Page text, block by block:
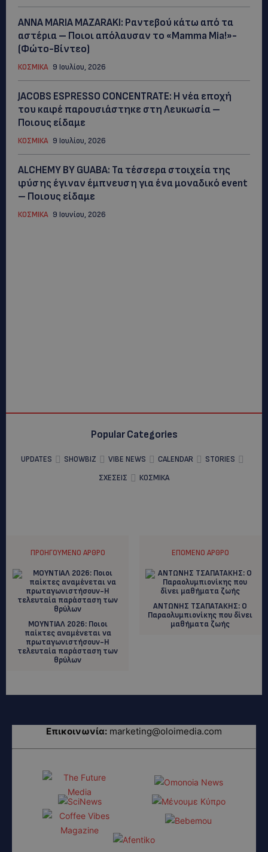
ANNA MARIA MAZARAKI: Ραντεβού κάτω από τα
αστέρια – Ποιοι απόλαυσαν το «Mamma Mia!»-
(Φώτο-Βίντεο)
ΚΟΣΜΙΚΑ 9 Ιουλίου, 2026
JACOBS ESPRESSO CONCENTRATE: Η νέα εποχή
του καφέ παρουσιάστηκε στη Λευκωσία –
Ποιους είδαμε
ΚΟΣΜΙΚΑ 9 Ιουλίου, 2026
ALCHEMY BY GUABA: Τα τέσσερα στοιχεία της
φύσης έγιναν έμπνευση για ένα μοναδικό event
– Ποιους είδαμε
ΚΟΣΜΙΚΑ 9 Ιουνίου, 2026
Popular Categories
UPDATES SHOWBIZ VIBE NEWS CALENDAR
STORIES
ΣΧΕΣΕΙΣ
ΚΟΣΜΙΚΑ
ΠΡΟΗΓΟΎΜΕΝΟ ΆΡΘΡΟ
MΟΥΝΤΙΑΛ 2026: Ποιοι
παίκτες αναμένεται να
πρωταγωνιστήσουν-Η
τελευταία παράσταση των
θρύλων
ΕΠΌΜΕΝΟ ΆΡΘΡΟ
ΑΝΤΩΝΗΣ ΤΣΑΠΑΤΑΚΗΣ: Ο
Παραολυμπιονίκης που δίνει
μαθήματα ζωής
Επικοινωνία: marketing@oloimedia.com